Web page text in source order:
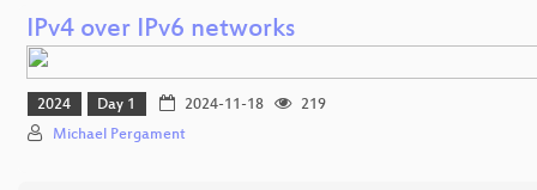
IPv4 over IPv6 networks
2024 Day 1 2024-11-18
219
Michael Pergament